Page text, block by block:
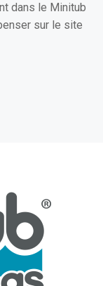
dans le Minitub
sur le site